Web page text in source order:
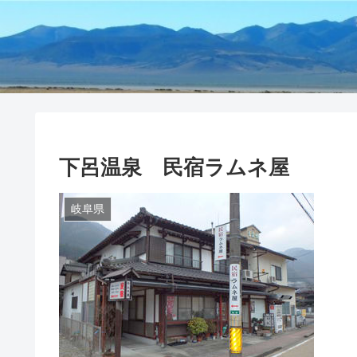
下呂温泉 民宿ラムネ屋
岐阜県